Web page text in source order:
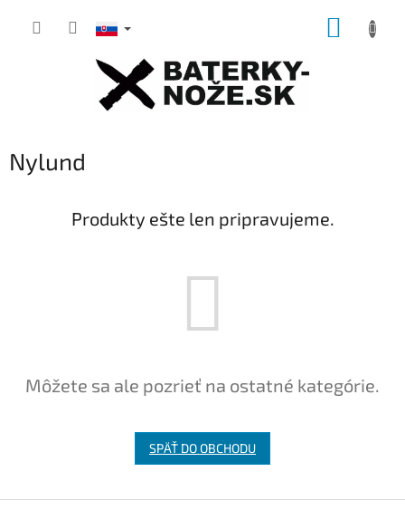
Nylund
Produkty ešte len pripravujeme.
Môžete sa ale pozrieť na ostatné kategórie.
SPÄŤ DO OBCHODU